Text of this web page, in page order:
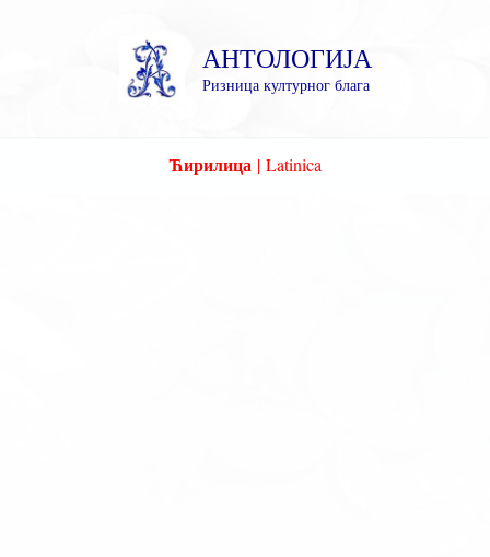
АНТОЛОГИЈА
Ризница културног блага
Ћирилица | Latinica